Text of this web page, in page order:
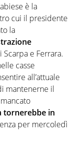
è la
cui il presidente
la
e Ferrara.
casse
all’attuale
mantenerne il
tornerebbe in
per mercoledì